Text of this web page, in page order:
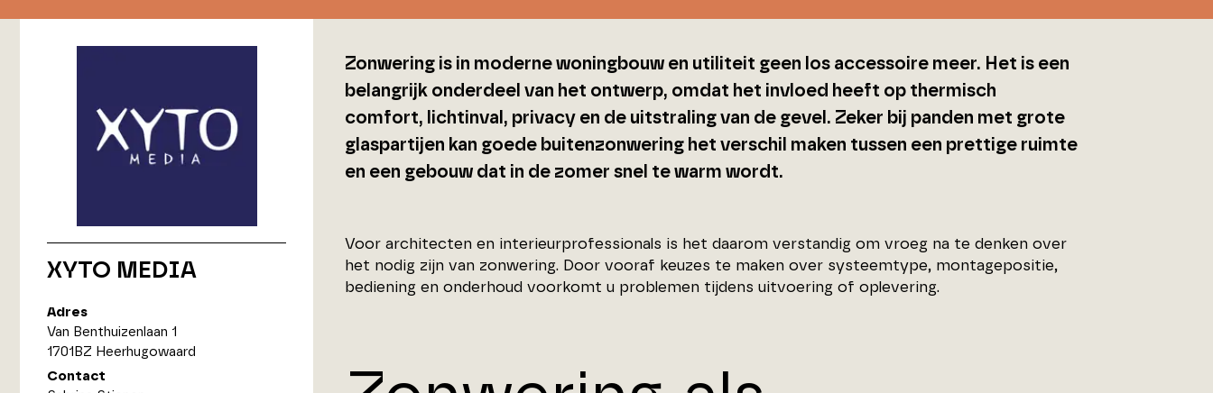
XYTO MEDIA
Adres
Van Benthuizenlaan 1
1701BZ Heerhugowaard
Contact
Zonwering is in moderne woningbouw en utiliteit geen los accessoire meer. Het is een
belangrijk onderdeel van het ontwerp, omdat het invloed heeft op thermisch
comfort, lichtinval, privacy en de uitstraling van de gevel. Zeker bij panden met grote
glaspartijen kan goede buitenzonwering het verschil maken tussen een prettige ruimte
en een gebouw dat in de zomer snel te warm wordt.
Voor architecten en interieurprofessionals is het daarom verstandig om vroeg na te denken over
het nodig zijn van zonwering. Door vooraf keuzes te maken over systeemtype, montagepositie,
bediening en onderhoud voorkomt u problemen tijdens uitvoering of oplevering.